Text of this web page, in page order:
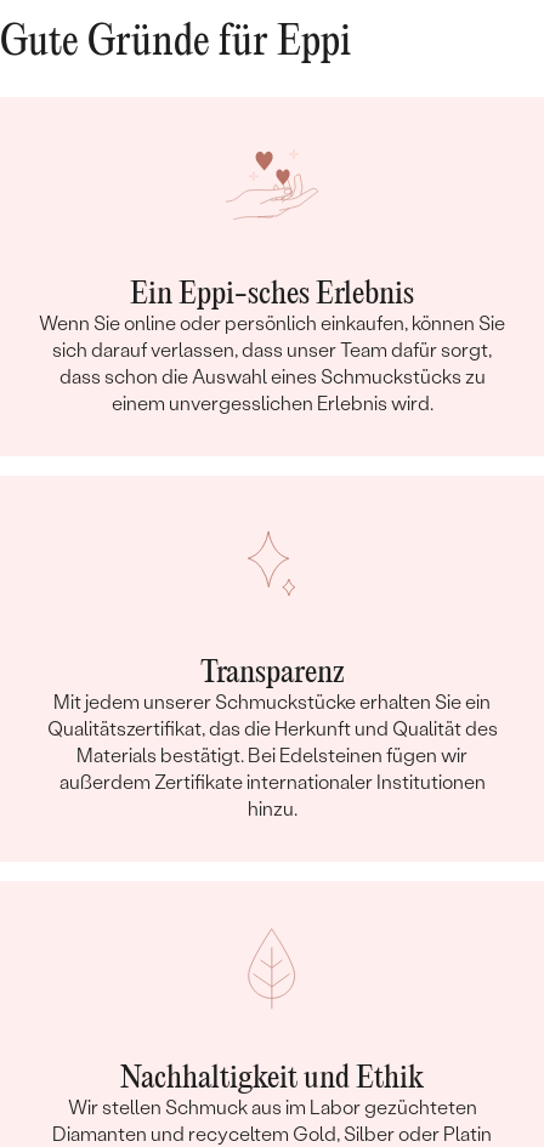
Gute Gründe für Eppi
Ein Eppi-sches Erlebnis
Wenn Sie online oder persönlich einkaufen, können Sie
sich darauf verlassen, dass unser Team dafür sorgt,
dass schon die Auswahl eines Schmuckstücks zu
einem unvergesslichen Erlebnis wird.
Transparenz
Mit jedem unserer Schmuckstücke erhalten Sie ein
Qualitätszertifikat, das die Herkunft und Qualität des
Materials bestätigt. Bei Edelsteinen fügen wir
außerdem Zertifikate internationaler Institutionen
hinzu.
Nachhaltigkeit und Ethik
Wir stellen Schmuck aus im Labor gezüchteten
Diamanten und recyceltem Gold, Silber oder Platin